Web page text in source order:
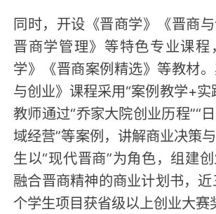
同时，开设《晋商学》《晋商
晋商学管理》等特色专业课程
学》《晋商案例精选》等教材
与创业》课程采用“案例教学+实
教师通过“乔家大院创业历程”“
域经营”等案例，讲解商业决策
生以“现代晋商”为角色，组建
融合晋商精神的商业计划书，
个学生项目获省级以上创业大赛